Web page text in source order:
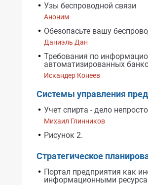
Узы беспроводной связи
Аноним
Обезопасьте вашу
Даниэль Дан
Требования по
автоматизированных
Искандер Конеев
Системы управления
Учет спирта - дело
Михаил Глинников
Рисунок 2.
Стратегическое
Портал предприятия как
информационными